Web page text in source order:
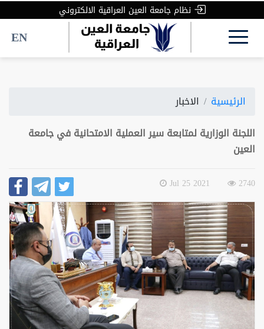
نظام جامعة العين العراقية الالكتروني
EN
الرئيسية
الاخبار
اللجنة الوزارية لمتابعة سير العملية الامتحانية في جامعة
العين
2740
2021 Jul 25